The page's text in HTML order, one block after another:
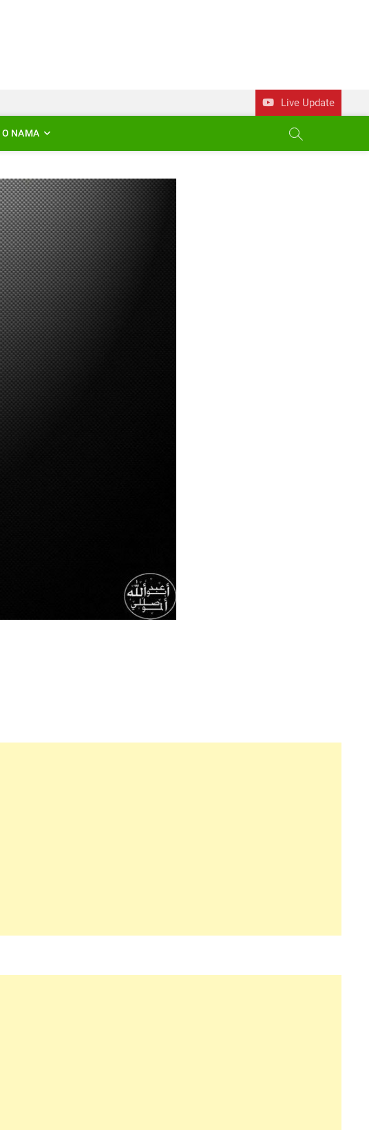
Live Update
O NAMA